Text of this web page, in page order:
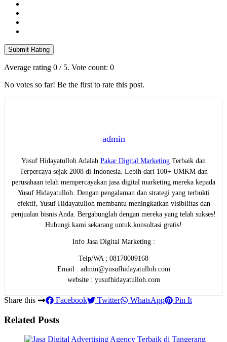
Submit Rating
Average rating 0 / 5. Vote count: 0
No votes so far! Be the first to rate this post.
admin
Yusuf Hidayatulloh Adalah Pakar Digital Marketing Terbaik dan
Terpercaya sejak 2008 di Indonesia. Lebih dari 100+ UMKM dan
perusahaan telah mempercayakan jasa digital marketing mereka kepada
Yusuf Hidayatulloh. Dengan pengalaman dan strategi yang terbukti
efektif, Yusuf Hidayatulloh membantu meningkatkan visibilitas dan
penjualan bisnis Anda. Bergabunglah dengan mereka yang telah sukses!
Hubungi kami sekarang untuk konsultasi gratis!
Info Jasa Digital Marketing :
Telp/WA ; 08170009168
Email : admin@yusufhidayatulloh.com
website : yusufhidayatulloh.com
Share this Facebook Twitter WhatsApp Pin It
Related Posts